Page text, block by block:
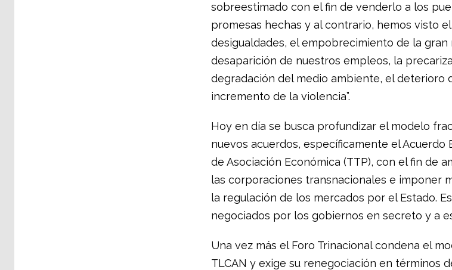
sobreestimado con el fin de venderlo a los
promesas hechas y al contrario, hemos visto
desigualdades, el empobrecimiento de la
desaparición de nuestros empleos, la
degradación del medio ambiente, el deterioro
incremento de la violencia”.
Hoy en día se busca profundizar el modelo
nuevos acuerdos, específicamente el Acuerdo
de Asociación Económica (TTP), con el fin de
las corporaciones transnacionales e imponer
la regulación de los mercados por el Estado.
negociados por los gobiernos en secreto y a
Una vez más el Foro Trinacional condena el
TLCAN y exige su renegociación en términos